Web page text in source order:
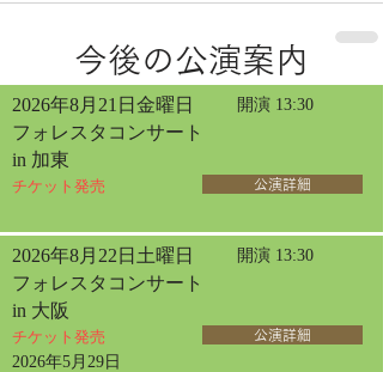
今後の公演案内
2026年8月21日金曜日 開演 13:30
フォレスタコンサート
in 加東
チケット発売 公演詳細
2026年8月22日土曜日 開演 13:30
フォレスタコンサート
in 大阪
チケット発売
2026年5月29日
公演詳細